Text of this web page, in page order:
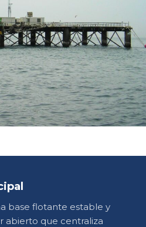
base flotante estable y
abierto que centraliza